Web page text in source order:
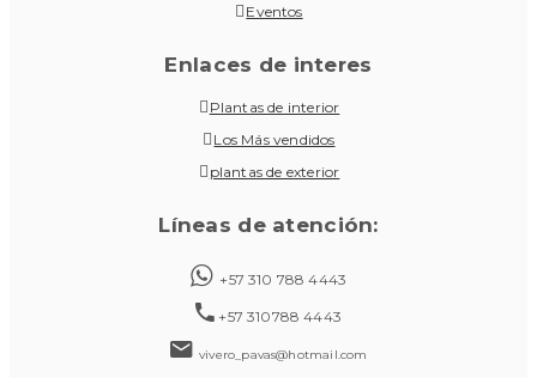
Eventos
Enlaces de interes
Plantas de interior
Los Más vendidos
plantas de exterior
Líneas de atención:
+57 310 788 4443
+57 310788 4443
vivero_pavas@hotmail.com